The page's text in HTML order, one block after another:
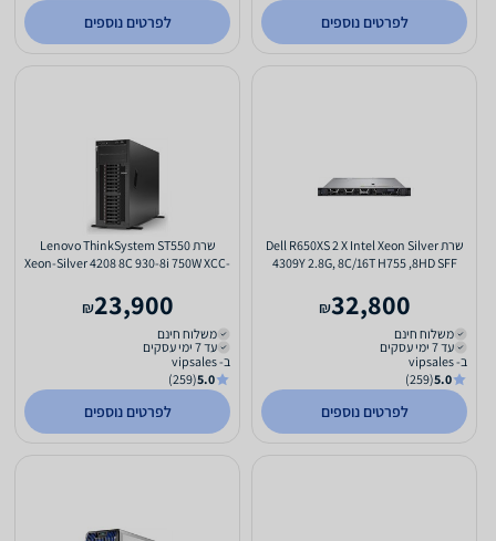
לפרטים נוספים לפרטים נוספים
שרת Dell R650XS 2 X Intel Xeon Silver
4309Y 2.8G, 8C/16T H755 ,8HD SFF
32,800
₪
משלוח חינם
עד 7 ימי עסקים
ב- vipsales
5.0
(259)
לפרטים נוספים
שרת Lenovo ThinkSystem ST550
Xeon-Silver 4208 8C 930-8i 750W XCC-
23,900
₪
משלוח חינם
עד 7 ימי עסקים
ב- vipsales
5.0
(259)
לפרטים נוספים